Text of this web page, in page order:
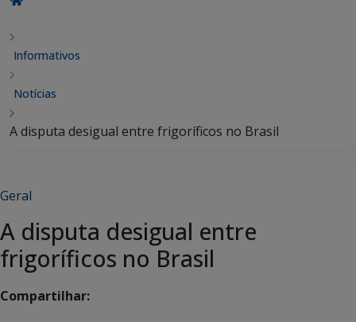
Informativos
Notícias
A disputa desigual entre frigoríficos no Brasil
Geral
A disputa desigual entre
frigoríficos no Brasil
Compartilhar: